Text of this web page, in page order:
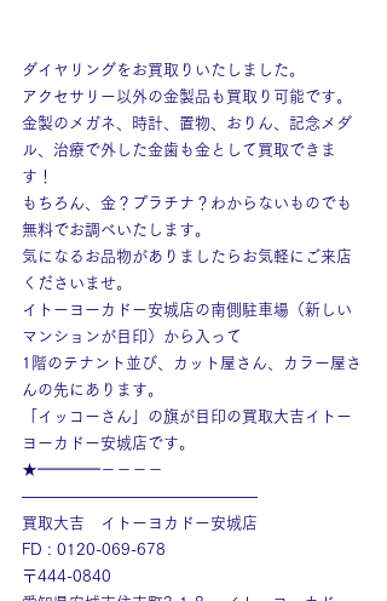
ダイヤリングをお買取りいたしました。
アクセサリー以外の金製品も買取り可能です。
金製のメガネ、時計、置物、おりん、記念メダ
ル、治療で外した金歯も金として買取できま
す！
もちろん、金？プラチナ？わからないものでも
無料でお調べいたします。
気になるお品物がありましたらお気軽にご来店
くださいませ。
イトーヨーカドー安城店の南側駐車場（新しい
マンションが目印）から入って
1階のテナント並び、カット屋さん、カラー屋さ
んの先にあります。
「イッコーさん」の旗が目印の買取大吉イトー
ヨーカドー安城店です。
★━━━━－－－－
———————————————
買取大吉　イトーヨカドー安城店
FD : 0120-069-678
〒444-0840